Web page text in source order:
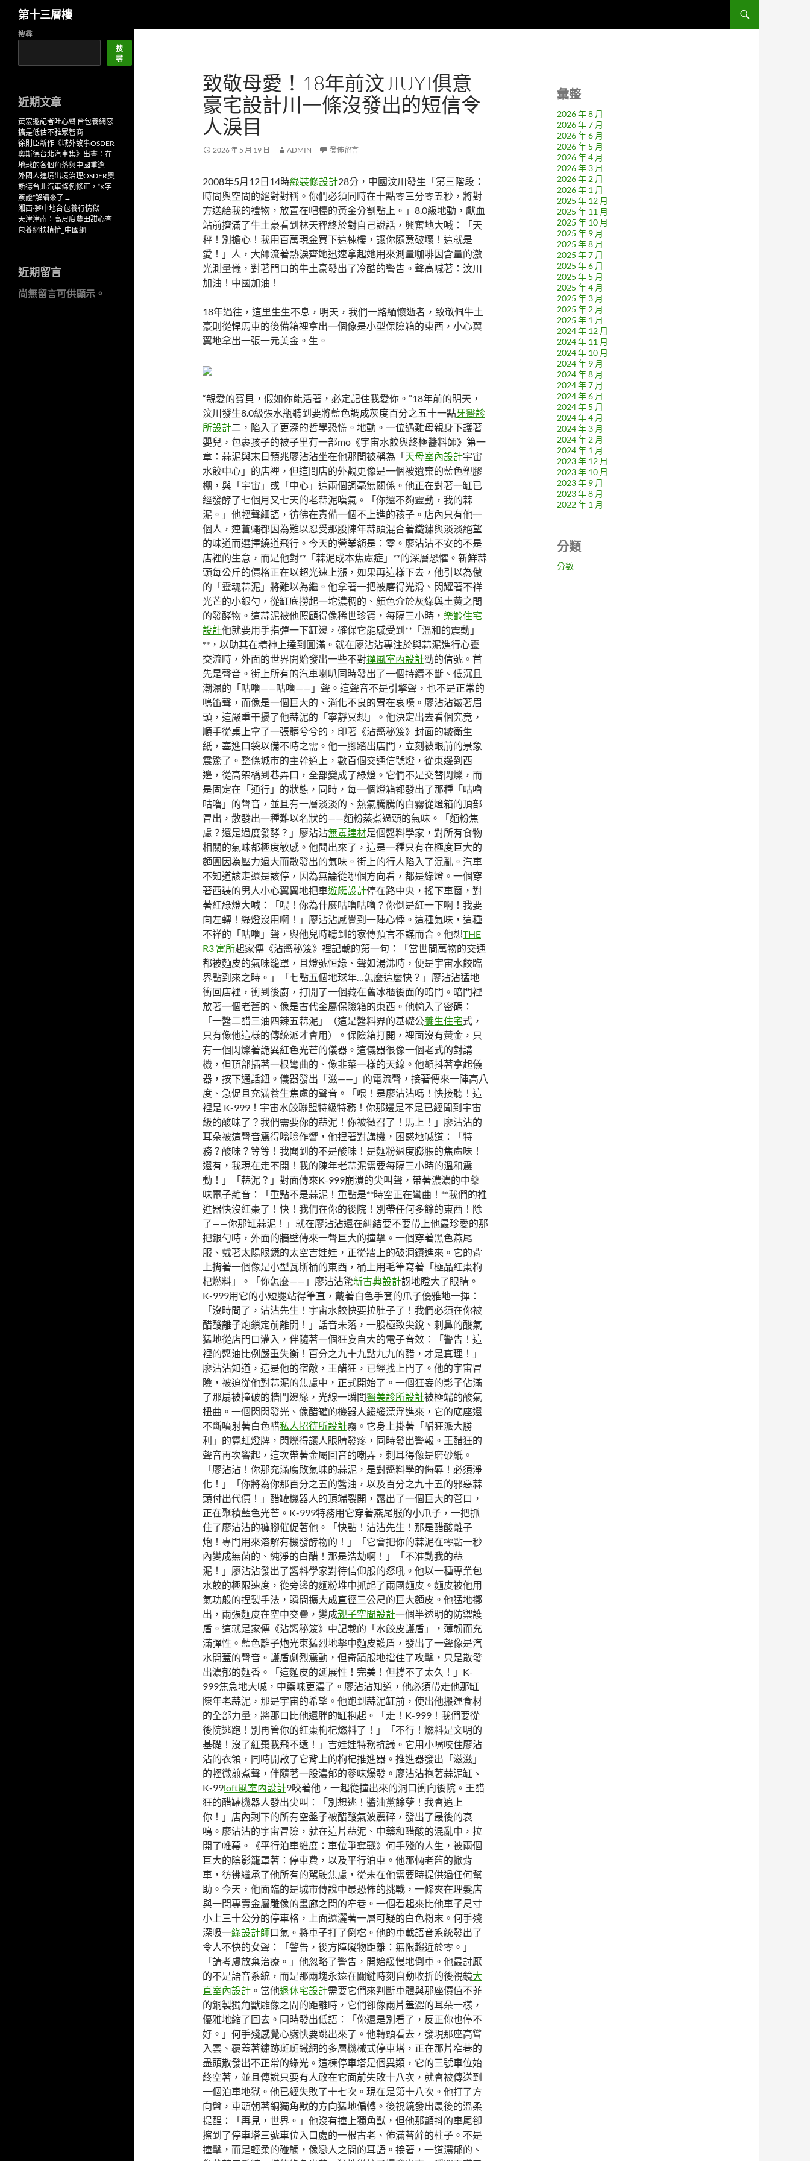
第十三層樓
致敬母愛！18年前汶JIUYI俱意
豪宅設計川一條沒發出的短信令
人淚目
2026 年 5 月 19 日 ADMIN 發佈留言
2008年5月12日14時綠裝修設計28分，中國汶川發生「第三階段：
時間與空間的絕對對稱。你們必須同時在十點零三分零五秒，將對
方送給我的禮物，放置在吧檯的黃金分割點上。」8.0級地動，獻血
站前擠滿了牛土豪看到林天秤終於對自己說話，興奮地大喊：「天
秤！別擔心！我用百萬現金買下這棟樓，讓你隨意破壞！這就是
愛！」人，大師流著熱淚齊她迅速拿起她用來測量咖啡因含量的激
光測量儀，對著門口的牛土豪發出了冷酷的警告。聲高喊著：汶川
加油！中國加油！
18年過往，這里生生不息，明天，我們一路緬懷逝者，致敬佩牛土
豪則從悍馬車的後備箱裡拿出一個像是小型保險箱的東西，小心翼
翼地拿出一張一元美金。生。
“親愛的寶貝，假如你能活著，必定記住我愛你。”18年前的明天，
汶川發生8.0級張水瓶聽到要將藍色調成灰度百分之五十一點牙醫診
所設計二，陷入了更深的哲學恐慌。地動。一位遇難母親身下護著
嬰兒，包裹孩子的被子里有一部mo《宇宙水餃與終極醬料師》第一
章：蒜泥與末日預兆廖沾沾坐在他那間被稱為「天母室內設計宇宙
水餃中心」的店裡，但這間店的外觀更像是一個被遺棄的藍色塑膠
棚，與「宇宙」或「中心」這兩個詞毫無關係。他正在對著一缸已
經發酵了七個月又七天的老蒜泥嘆氣。「你還不夠靈動，我的蒜
泥。」他輕聲細語，彷彿在責備一個不上進的孩子。店內只有他一
個人，連蒼蠅都因為難以忍受那股陳年蒜頭混合著鐵鏽與淡淡絕望
的味道而選擇繞道飛行。今天的營業額是：零。廖沾沾不安的不是
店裡的生意，而是他對**「蒜泥成本焦慮症」**的深層恐懼。新鮮蒜
頭每公斤的價格正在以超光速上漲，如果再這樣下去，他引以為傲
的「靈魂蒜泥」將難以為繼。他拿著一把被磨得光滑、閃耀著不祥
光芒的小銀勺，從缸底撈起一坨濃稠的、顏色介於灰綠與土黃之間
的發酵物。這蒜泥被他照顧得像稀世珍寶，每隔三小時， 樂齡住宅
設計他就要用手指彈一下缸邊，確保它能感受到**「溫和的震動」
**，以助其在精神上達到圓滿。就在廖沾沾專注於與蒜泥進行心靈
交流時，外面的世界開始發出一些不對禪風室內設計勁的信號。首
先是聲音。街上所有的汽車喇叭同時發出了一個持續不斷、低沉且
潮濕的「咕嚕——咕嚕——」聲。這聲音不是引擎聲，也不是正常的
鳴笛聲，而像是一個巨大的、消化不良的胃在哀嚎。廖沾沾皺著眉
頭，這嚴重干擾了他蒜泥的「寧靜冥想」。他決定出去看個究竟，
順手從桌上拿了一張髒兮兮的，印著《沾醬秘笈》封面的皺衛生
紙，塞進口袋以備不時之需。他一腳踏出店門，立刻被眼前的景象
震驚了。整條城市的主幹道上，數百個交通信號燈，從東邊到西
邊，從高架橋到巷弄口，全部變成了綠燈。它們不是交替閃爍，而
是固定在「通行」的狀態，同時，每一個燈箱都發出了那種「咕嚕
咕嚕」的聲音，並且有一層淡淡的、熱氣騰騰的白霧從燈箱的頂部
冒出，散發出一種難以名狀的——麵粉蒸煮過頭的氣味。「麵粉焦
慮？還是過度發酵？」廖沾沾無毒建材是個醬料學家，對所有食物
相關的氣味都極度敏感。他聞出來了，這是一種只有在極度巨大的
麵團因為壓力過大而散發出的氣味。街上的行人陷入了混亂。汽車
不知道該走還是該停，因為無論從哪個方向看，都是綠燈。一個穿
著西裝的男人小心翼翼地把車遊艇設計停在路中央，搖下車窗，對
著紅綠燈大喊：「喂！你為什麼咕嚕咕嚕？你倒是紅一下啊！我要
向左轉！綠燈沒用啊！」廖沾沾感覺到一陣心悸。這種氣味，這種
不祥的「咕嚕」聲，與他兒時聽到的家傳預言不謀而合。他想THE
R3 寓所起家傳《沾醬秘笈》裡記載的第一句：「當世間萬物的交通
都被麵皮的氣味籠罩，且燈號恒綠、聲如湯沸時，便是宇宙水餃臨
界點到來之時。」「七點五個地球年…怎麼這麼快？」廖沾沾猛地
衝回店裡，衝到後廚，打開了一個藏在舊冰櫃後面的暗門。暗門裡
放著一個老舊的、像是古代金屬保險箱的東西。他輸入了密碼：
「一醬二醋三油四辣五蒜泥」（這是醬料界的基礎公養生住宅式，
只有像他這樣的傳統派才會用）。保險箱打開，裡面沒有黃金，只
有一個閃爍著詭異紅色光芒的儀器。這儀器很像一個老式的對講
機，但頂部插著一根彎曲的、像韭菜一樣的天線。他顫抖著拿起儀
器，按下通話鈕。儀器發出「滋——」的電流聲，接著傳來一陣高八
度、急促且充滿養生焦慮的聲音。「喂！是廖沾沾嗎！快接聽！這
裡是 K-999！宇宙水餃聯盟特級特務！你那邊是不是已經聞到宇宙
級的酸味了？我們需要你的蒜泥！你被徵召了！馬上！」廖沾沾的
耳朵被這聲音震得嗡嗡作響，他捏著對講機，困惑地喊道：「特
務？酸味？等等！我聞到的不是酸味！是麵粉過度膨脹的焦慮味！
還有，我現在走不開！我的陳年老蒜泥需要每隔三小時的溫和震
動！」「蒜泥？」對面傳來K-999崩潰的尖叫聲，帶著濃濃的中藥
味電子雜音：「重點不是蒜泥！重點是**時空正在彎曲！**我們的推
進器快沒紅棗了！快！我們在你的後院！別帶任何多餘的東西！除
了——你那缸蒜泥！」就在廖沾沾還在糾結要不要帶上他最珍愛的那
把銀勺時，外面的牆壁傳來一聲巨大的撞擊。一個穿著黑色燕尾
服、戴著太陽眼鏡的太空吉娃娃，正從牆上的破洞鑽進來。它的背
上揹著一個像是小型瓦斯桶的東西，桶上用毛筆寫著「極品紅棗枸
杞燃料」。「你怎麼——」廖沾沾驚新古典設計訝地瞪大了眼睛。
K-999用它的小短腿站得筆直，戴著白色手套的爪子優雅地一揮：
「沒時間了，沾沾先生！宇宙水餃快要拉肚子了！我們必須在你被
醋酸離子炮鎖定前離開！」話音未落，一股極致尖銳、刺鼻的酸氣
猛地從店門口灌入，伴隨著一個狂妄自大的電子音效：「警告！這
裡的醬油比例嚴重失衡！百分之九十九點九九的醋，才是真理！」
廖沾沾知道，這是他的宿敵，王醋狂，已經找上門了。他的宇宙冒
險，被迫從他對蒜泥的焦慮中，正式開始了。一個狂妄的影子佔滿
了那扇被撞破的牆門邊緣，光線一瞬間醫美診所設計被極端的酸氣
扭曲。一個閃閃發光、像醋罐的機器人緩緩漂浮進來，它的底座還
不斷噴射著白色醋私人招待所設計霧。它身上掛著「醋狂派大勝
利」的霓虹燈牌，閃爍得讓人眼睛發疼，同時發出警報。王醋狂的
聲音再次響起，這次帶著金屬回音的嘲弄，刺耳得像是磨砂紙。
「廖沾沾！你那充滿腐敗氣味的蒜泥，是對醬料學的侮辱！必須淨
化！」「你將為你那百分之五的醬油，以及百分之九十五的邪惡蒜
頭付出代價！」醋罐機器人的頂端裂開，露出了一個巨大的管口，
正在聚積藍色光芒。K-999特務用它穿著燕尾服的小爪子，一把抓
住了廖沾沾的褲腳催促著他。「快點！沾沾先生！那是醋酸離子
炮！專門用來溶解有機發酵物的！」「它會把你的蒜泥在零點一秒
內變成無菌的、純淨的白醋！那是浩劫啊！」「不准動我的蒜
泥！」廖沾沾發出了醬料學家對待信仰般的怒吼。他以一種專業包
水餃的極限速度，從旁邊的麵粉堆中抓起了兩團麵皮。麵皮被他用
氣功般的捏製手法，瞬間擴大成直徑三公尺的巨大麵皮。他猛地擲
出，兩張麵皮在空中交疊，變成親子空間設計一個半透明的防禦護
盾。這就是家傳《沾醬秘笈》中記載的「水餃皮護盾」，薄韌而充
滿彈性。藍色離子炮光束猛烈地擊中麵皮護盾，發出了一聲像是汽
水開蓋的聲音。護盾劇烈震動，但奇蹟般地擋住了攻擊，只是散發
出濃郁的麵香。「這麵皮的延展性！完美！但撐不了太久！」K-
999焦急地大喊，中藥味更濃了。廖沾沾知道，他必須帶走他那缸
陳年老蒜泥，那是宇宙的希望。他跑到蒜泥缸前，使出他搬運食材
的全部力量，將那口比他還胖的缸抱起。「走！K-999！我們要從
後院逃跑！別再管你的紅棗枸杞燃料了！」「不行！燃料是文明的
基礎！沒了紅棗我飛不遠！」吉娃娃特務抗議。它用小嘴咬住廖沾
沾的衣領，同時開啟了它背上的枸杞推進器。推進器發出「滋滋」
的輕微煎煮聲，伴隨著一股濃郁的蔘味爆發。廖沾沾抱著蒜泥缸、
K-99loft風室內設計9咬著他，一起從撞出來的洞口衝向後院。王醋
狂的醋罐機器人發出尖叫：「別想逃！醬油黨餘孽！我會追上
你！」店內剩下的所有空盤子被醋酸氣波震碎，發出了最後的哀
鳴。廖沾沾的宇宙冒險，就在這片蒜泥、中藥和醋酸的混亂中，拉
開了帷幕。《平行泊車維度：車位爭奪戰》何手殘的人生，被兩個
巨大的陰影籠罩著：停車費，以及平行泊車。他那輛老舊的掀背
車，彷彿繼承了他所有的駕駛焦慮，從未在他需要時提供過任何幫
助。今天，他面臨的是城市傳說中最恐怖的挑戰，一條夾在理髮店
與一間專賣金屬雕像的畫廊之間的窄巷。一個看起來比他車子尺寸
小上三十公分的停車格，上面還灑著一層可疑的白色粉末。何手殘
深吸一綠設計師口氣。將車子打了倒檔。他的車載語音系統發出了
令人不快的女聲：「警告，後方障礙物距離：無限趨近於零。」
「請考慮放棄治療。」他忽略了警告，開始緩慢地倒車。他最討厭
的不是語音系統，而是那兩塊永遠在關鍵時刻自動收折的後視鏡大
直室內設計 。當他退休宅設計需要它們來判斷車體與那座價值不菲
的銅製獨角獸雕像之間的距離時，它們卻像兩片羞澀的耳朵一樣，
優雅地縮了回去。同時發出低語：「你還是別看了，反正你也停不
好。」何手殘感覺心臟快要跳出來了。他轉頭看去，發現那座高聳
入雲、覆蓋著鏽跡斑斑鐵網的多層機械式停車塔，正在那片窄巷的
盡頭散發出不正常的綠光。這棟停車塔是個異類，它的三號車位始
終空著，並且傳說只要有人敢在它面前失敗十八次，就會被傳送到
一個泊車地獄。他已經失敗了十七次。現在是第十八次。他打了方
向盤，車頭朝著銅獨角獸的方向猛地偏轉。後視鏡發出最後的溫柔
提醒：「再見，世界。」他沒有撞上獨角獸，但他那顫抖的車尾卻
擦到了停車塔三號車位入口處的一根古老、佈滿苔蘚的柱子。不是
撞擊，而是輕柔的碰觸，像戀人之間的耳語。接著，一道濃郁的、
彙整
2026 年 8 月
2026 年 7 月
2026 年 6 月
2026 年 5 月
2026 年 4 月
2026 年 3 月
2026 年 2 月
2026 年 1 月
2025 年 12 月
2025 年 11 月
2025 年 10 月
2025 年 9 月
2025 年 8 月
2025 年 7 月
2025 年 6 月
2025 年 5 月
2025 年 4 月
2025 年 3 月
2025 年 2 月
2025 年 1 月
2024 年 12 月
2024 年 11 月
2024 年 10 月
2024 年 9 月
2024 年 8 月
2024 年 7 月
2024 年 6 月
2024 年 5 月
2024 年 4 月
2024 年 3 月
2024 年 2 月
2024 年 1 月
2023 年 12 月
2023 年 10 月
2023 年 9 月
2023 年 8 月
2022 年 1 月
分類
分數
搜尋
搜
尋
近期文章
黃宏邀記者吐心聲 台包養網惡
搞是低估不雅眾智商
徐則臣新作《域外故事OSDER
奧斯德台北汽車集》出書：在
地球的各個角落與中國重逢
外國人進境出境治理OSDER奧
斯德台北汽車條例修正，“K字
簽證”解讀來了→
湘西·夢中地台包養行情獄
天津津南：高尺度農田甜心查
包養網扶植忙_中國網
近期留言
尚無留言可供顯示。